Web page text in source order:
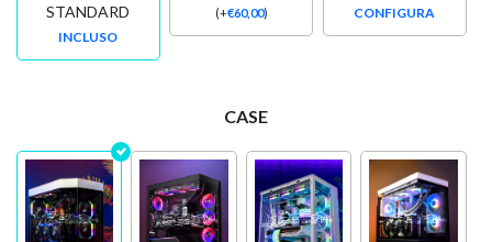
STANDARD
INCLUSO
(+€60,00) CONFIGURA
CASE